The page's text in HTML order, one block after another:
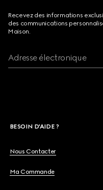
Recevez des informations
des communications
Maison.
Adresse électronique
BESOIN D'AIDE ?
Nous Contacter
Ma Commande